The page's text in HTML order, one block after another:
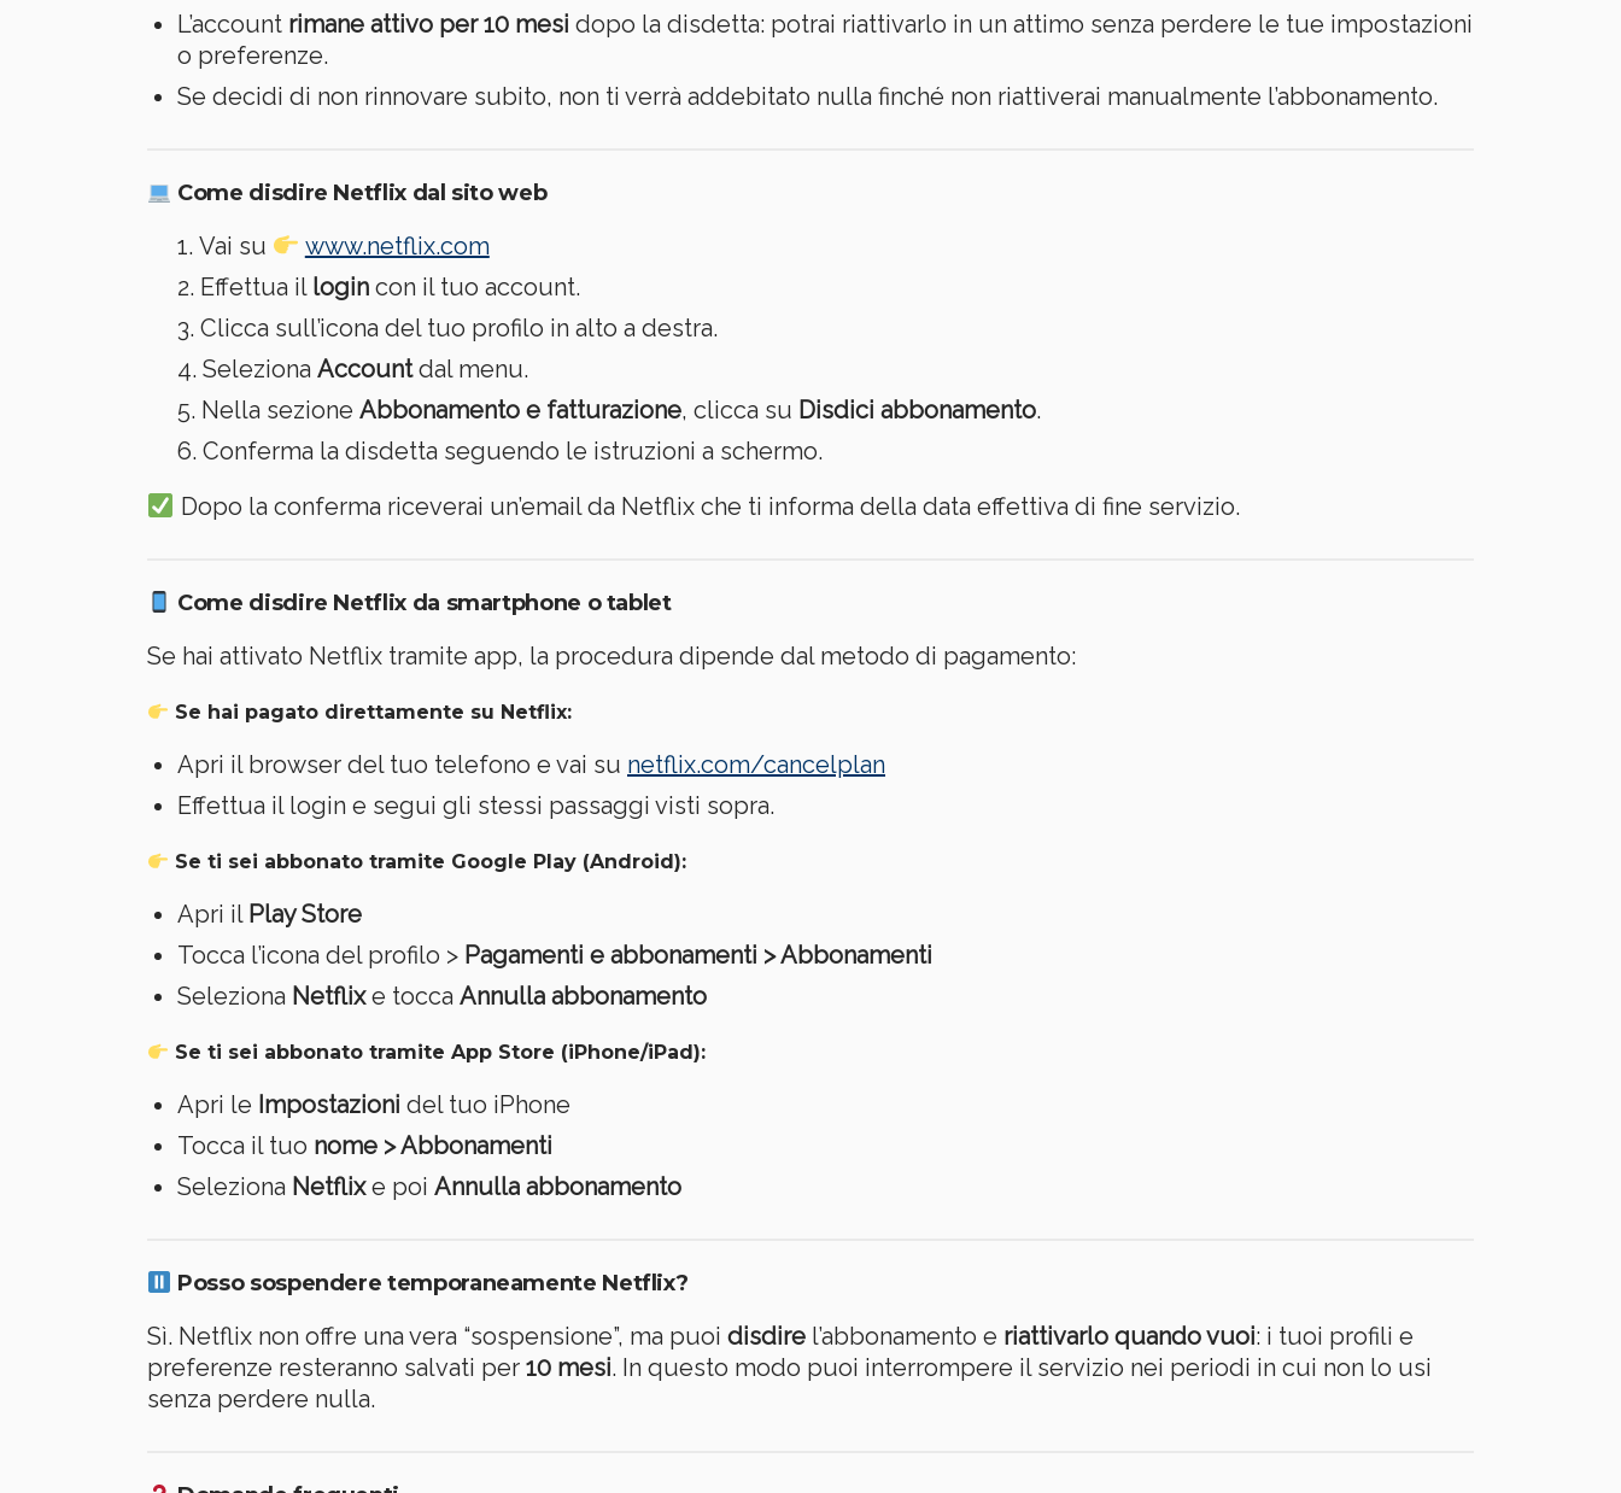
L’account rimane attivo per 10 mesi dopo la disdetta: potrai riattivarlo in un attimo senza perdere le tue impostazioni
o preferenze.
Se decidi di non rinnovare subito, non ti verrà addebitato nulla finché non riattiverai manualmente l’abbonamento.
Come disdire Netflix dal sito web
Vai su
www.netflix.com
Effettua il login con il tuo account.
Clicca sull’icona del tuo profilo in alto a destra.
Seleziona Accountdal menu.
Nella sezione Abbonamento e fatturazione, clicca su Disdici abbonamento.
Conferma la disdetta seguendo le istruzioni a schermo.
Dopo la conferma riceverai un’email da Netflix che ti informa della data effettiva di fine servizio.
Come disdire Netflix da smartphone o tablet
Se hai attivato Netflix tramite app, la procedura dipende dal metodo di pagamento:
Se hai pagato direttamente su Netflix:
Apri il browser del tuo telefono e vai su netflix.com/cancelplan
Effettua il login e segui gli stessi passaggi visti sopra.
Se ti sei abbonato tramite Google Play (Android):
Apri il Play Store
Tocca l’icona del profilo > Pagamenti e abbonamenti > Abbonamenti
Seleziona Netflixe tocca Annulla abbonamento
Se ti sei abbonato tramiteApp Store (iPhone/iPad):
Apri le Impostazioni del tuo iPhone
Tocca il tuo nome > Abbonamenti
Seleziona Netflixe poi Annulla abbonamento
Posso sospendere temporaneamente Netflix?
Sì. Netflix non offre una vera “sospensione”, ma puoi disdire l’abbonamento e riattivarlo quando vuoi: i tuoi profili e
preferenze resteranno salvati per 10 mesi. In questo modo puoi interrompere il servizio nei periodi in cui non lo usi
senza perdere nulla.